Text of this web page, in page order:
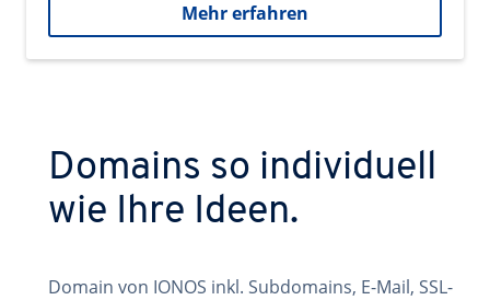
Mehr erfahren
Domains so individuell
wie Ihre Ideen.
Domain von IONOS inkl. Subdomains, E-Mail, SSL-